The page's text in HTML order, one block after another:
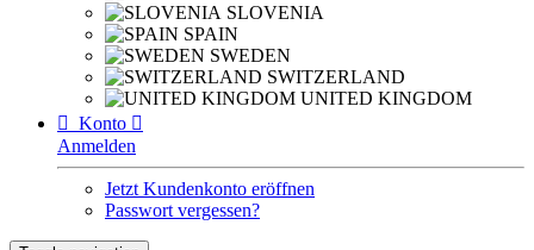
SLOVENIA
SPAIN
SWEDEN
SWITZERLAND
UNITED KINGDOM
 Konto 
Anmelden
Jetzt Kundenkonto eröffnen
Passwort vergessen?